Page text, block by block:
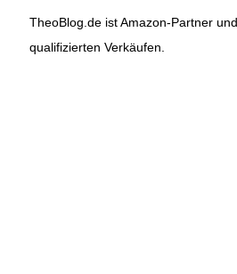
TheoBlog.de ist Amazon-Partner
qualifizierten Verkäufen.